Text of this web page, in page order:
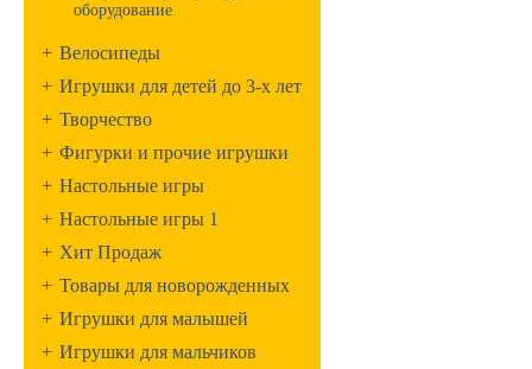
оборудование
+ Велосипеды
+ Игрушки для детей до 3-х лет
+ Творчество
+ Фигурки и прочие игрушки
+ Настольные игры
+ Настольные игры 1
+ Хит Продаж
+ Товары для новорожденных
+ Игрушки для малышей
+ Игрушки для мальчиков